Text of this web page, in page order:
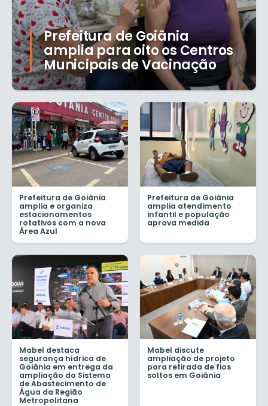
Prefeitura de Goiânia
amplia para oito os Centros
Municipais de Vacinação
Prefeitura de Goiânia
amplia e organiza
estacionamentos
rotativos com a nova
Área Azul
Prefeitura de Goiânia
amplia atendimento
infantil e população
aprova medida
Mabel destaca
segurança hídrica de
Goiânia em entrega da
ampliação do Sistema
de Abastecimento de
Água da Região
Metropolitana
Mabel discute
ampliação de projeto
para retirada de fios
soltos em Goiânia